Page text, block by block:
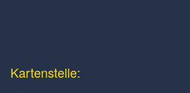
Kartenstelle: